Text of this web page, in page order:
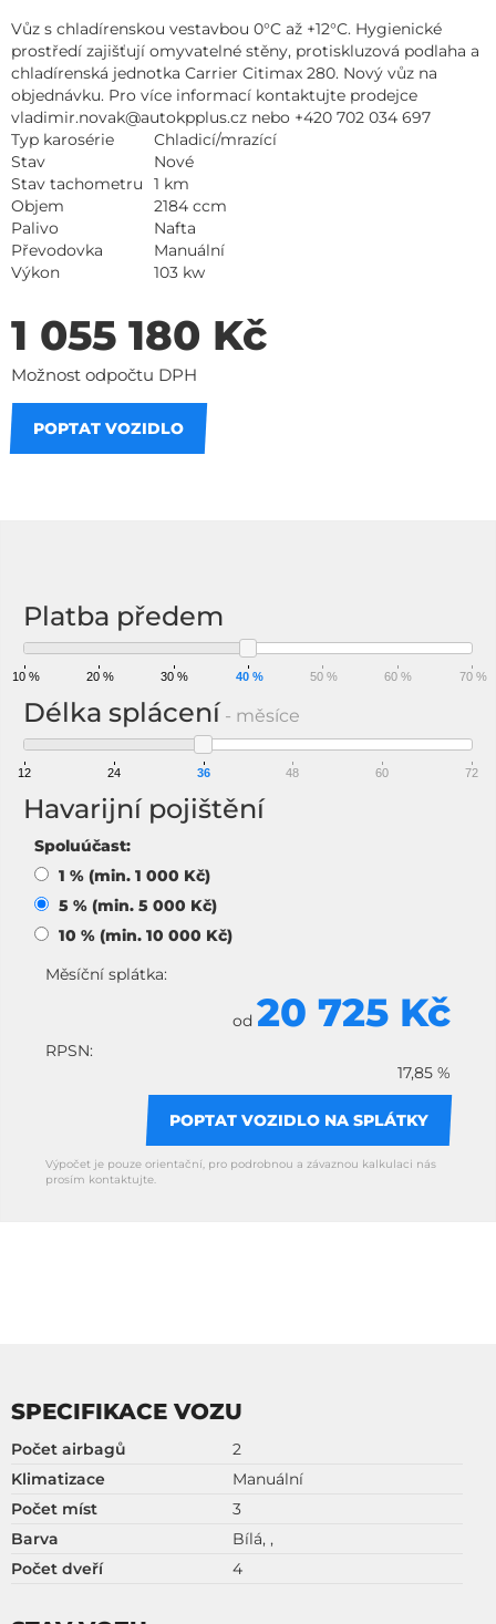
Vůz s chladírenskou vestavbou 0°C až +12°C. Hygienické
prostředí zajišťují omyvatelné stěny, protiskluzová podlaha a
chladírenská jednotka Carrier Citimax 280. Nový vůz na
objednávku. Pro více informací kontaktujte prodejce
vladimir.novak@autokpplus.cz nebo +420 702 034 697
Typ karosérie
Chladicí/mrazící
Stav
Nové
Stav tachometru
1 km
Objem
2184 ccm
Palivo
Nafta
Převodovka
Manuální
Výkon
103 kw
1 055 180 Kč
Možnost odpočtu DPH
POPTAT VOZIDLO
Platba předem
10 % 20 % 30 % 40 % 50 % 60 % 70 %
Délka splácení - měsíce
12 24 36 48 60 72
Havarijní pojištění
Spoluúčast:
1 % (min. 1 000 Kč)
5 % (min. 5 000 Kč)
10 % (min. 10 000 Kč)
Měsíční splátka:
od 20 725 Kč
RPSN:
17,85 %
POPTAT VOZIDLO NA SPLÁTKY
Výpočet je pouze orientační, pro podrobnou a závaznou kalkulaci nás
prosím kontaktujte.
SPECIFIKACE VOZU
Počet airbagů
2
Klimatizace
Manuální
Počet míst
3
Barva
Bílá, ,
Počet dveří
4